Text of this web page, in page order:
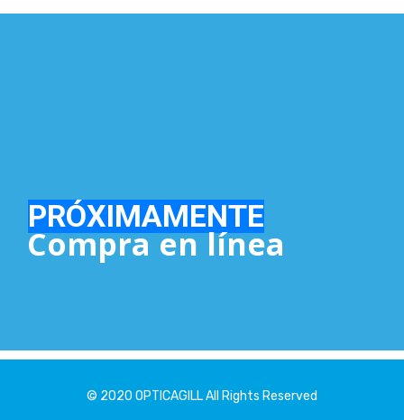
© 2020 OPTICAGILL All Rights Reserved